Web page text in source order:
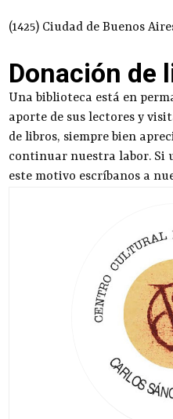
(1425) Ciudad de Buenos
Donación de
Una biblioteca está en
aporte de sus lectores y
de libros, siempre bien
continuar nuestra labor. Si
este motivo escríbanos a